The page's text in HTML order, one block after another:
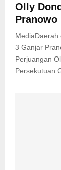
Olly
Pranowo
3 Ganjar
Perjuangan
Persekutuan